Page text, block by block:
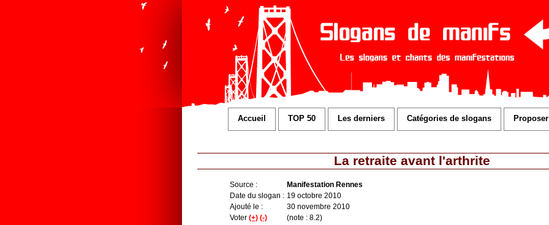
Accueil TOP 50 Les derniers Catégories de slogans
La retraite avant l'arthrite
Source :
Manifestation Rennes
Date du slogan : 19 octobre 2010
Ajouté le :
30 novembre 2010
Voter (+) (-) (note : 8.2)